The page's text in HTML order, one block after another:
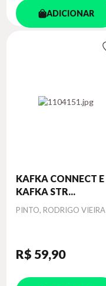
ADICIONAR
KAFKA CONNECT E
KAFKA STR...
Autor
PINTO, RODRIGO VIEIRA
R$ 59,90